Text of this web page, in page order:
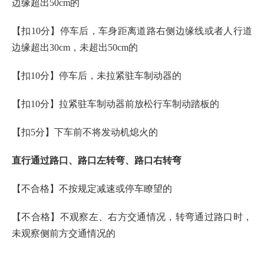
边缘超出50cm的
【扣10分】停车后，车身距离道路右侧边缘线或者人行道
边缘超出30cm，未超出50cm的
【扣10分】停车后，未拉紧驻车制动器的
【扣10分】拉紧驻车制动器前放松行车制动踏板的
【扣5分】下车前不将发动机熄火的
直行通过路口、路口左转弯、路口右转弯
【不合格】不按规定减速或停车瞭望的
【不合格】不观察左、右方交通情况，转弯通过路口时，
未观察侧前方交通情况的